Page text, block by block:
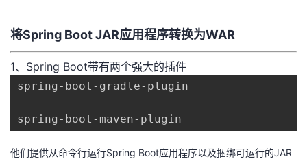
我
的
我
将Spring Boot JAR应用程序转换为WAR
1、Spring Boot带有两个强大的插件
spring-boot-gradle-plugin
他们提供从命令行运行Spring Boot应用程序以及捆绑可运行的JAR